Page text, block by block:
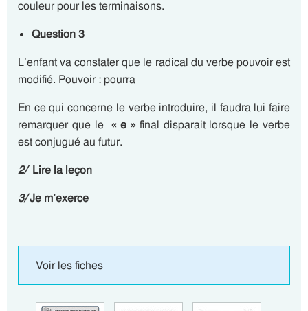
couleur pour les terminaisons.
Question 3
L’enfant va constater que le radical du verbe pouvoir est
modifié. Pouvoir : pourra
En ce qui concerne le verbe introduire, il faudra lui faire
remarquer que le« e »final disparait lorsque le verbe
est conjugué au futur.
2/ Lire la leçon
3/Je m’exerce
Voir les fiches